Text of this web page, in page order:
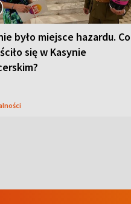
było miejsce hazardu. Co
się w Kasynie